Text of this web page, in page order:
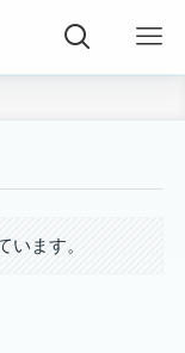
います。